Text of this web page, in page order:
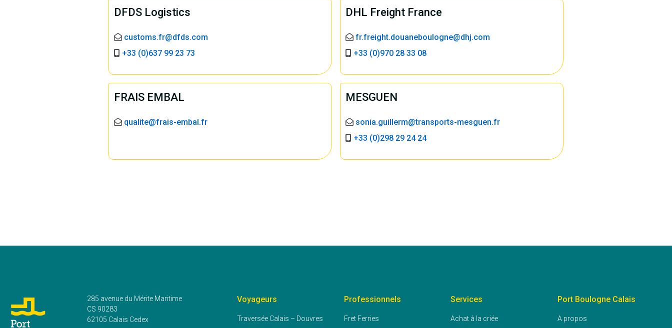
DFDS Logistics
customs.fr@dfds.com
+33 (0)637 99 23 73
DHL Freight France
fr.freight.douaneboulogne@dhj.com
+33 (0)970 28 33 08
FRAIS EMBAL
qualite@frais-embal.fr
MESGUEN
sonia.guillerm@transports-mesguen.fr
+33 (0)298 29 24 24
285 avenue du Mérite Maritime
CS 90283
62105 Calais Cedex
Voyageurs
Traversée Calais – Douvres
Professionnels
Fret Ferries
Services
Achat à la criée
Port Boulogne Calais
A propos